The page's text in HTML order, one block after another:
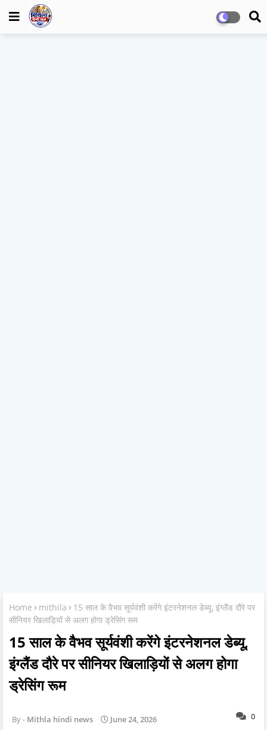
Home mithila
15 साल के वैभव सूर्यवंशी करेंगे इंटरनेशनल डेब्यू, इंग्लैंड दौरे पर
सीनियर खिलाड़ियों से अलग होगा ड्रेसिंग रूम
15 साल के वैभव सूर्यवंशी करेंगे इंटरनेशनल डेब्यू,
इंग्लैंड दौरे पर सीनियर खिलाड़ियों से अलग होगा
ड्रेसिंग रूम
0
Mithla hindi news June 24, 2026